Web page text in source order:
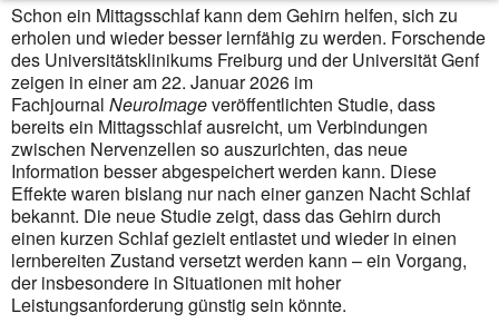
Schon ein Mittagsschlaf kann dem Gehirn helfen, sich zu
erholen und wieder besser lernfähig zu werden. Forschende
des Universitätsklinikums Freiburg und der Universität Genf
zeigen in einer am 22. Januar 2026 im
Fachjournal NeuroImageveröffentlichten Studie, dass
bereits ein Mittagsschlaf ausreicht, um Verbindungen
zwischen Nervenzellen so auszurichten, das neue
Information besser abgespeichert werden kann. Diese
Effekte waren bislang nur nach einer ganzen Nacht Schlaf
bekannt. Die neue Studie zeigt, dass das Gehirn durch
einen kurzen Schlaf gezielt entlastet und wieder in einen
lernbereiten Zustand versetzt werden kann – ein Vorgang,
der insbesondere in Situationen mit hoher
Leistungsanforderung günstig sein könnte.